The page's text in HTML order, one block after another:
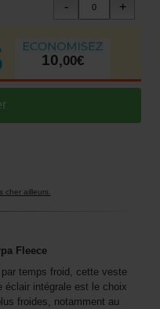
10,00€
cher ailleurs.
Fleece
temps froid, cette veste
éclair intégrale est le choix
froides, notamment au